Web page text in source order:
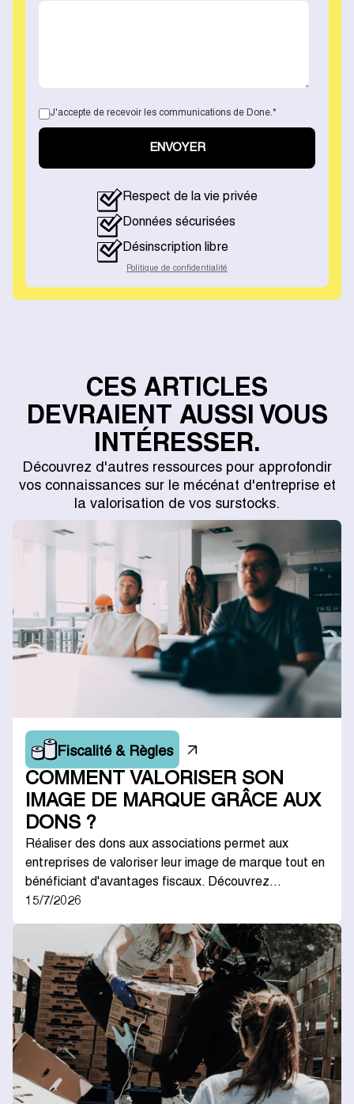
J'accepte de recevoir les communications de Done. *
Respect de la vie privée
Données sécurisées
Désinscription libre
Politique de confidentialité
CES ARTICLES
DEVRAIENT AUSSI VOUS
INTÉRESSER.
Découvrez d'autres ressources pour approfondir
vos connaissances sur le mécénat d'entreprise et
la valorisation de vos surstocks.
Fiscalité & Règles
COMMENT VALORISER SON
IMAGE DE MARQUE GRÂCE AUX
DONS ?
Réaliser des dons aux associations permet aux
entreprises de valoriser leur image de marque tout en
bénéficiant d'avantages fiscaux. Découvrez…
15/7/2026